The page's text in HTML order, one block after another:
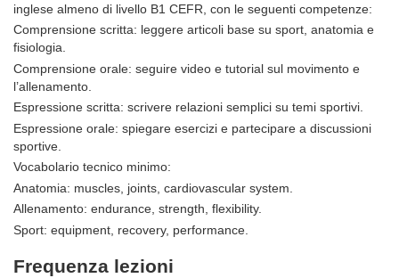
inglese almeno di livello B1 CEFR, con le seguenti competenze:
Comprensione scritta: leggere articoli base su sport, anatomia e
fisiologia.
Comprensione orale: seguire video e tutorial sul movimento e
l’allenamento.
Espressione scritta: scrivere relazioni semplici su temi sportivi.
Espressione orale: spiegare esercizi e partecipare a discussioni
sportive.
Vocabolario tecnico minimo:
Anatomia: muscles, joints, cardiovascular system.
Allenamento: endurance, strength, flexibility.
Sport: equipment, recovery, performance.
Frequenza lezioni